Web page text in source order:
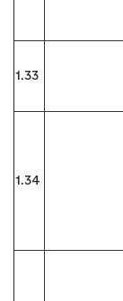
1.33
1.34